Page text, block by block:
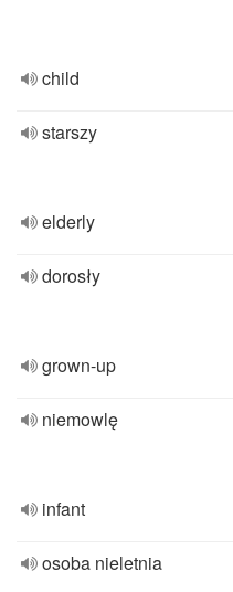
child
starszy
elderly
dorosły
grown-up
niemowlę
infant
osoba nieletnia